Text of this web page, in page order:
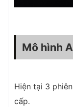
Mô hình
Hiện tại 3
cấp.